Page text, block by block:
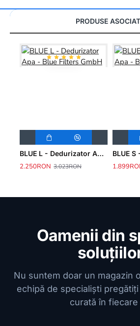
PRODUSE
2.499RON
Oamenii din
Nu suntem doar un magazin
echipă de specialiști
curată în fiecare